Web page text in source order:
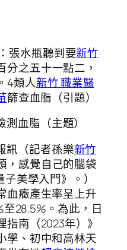
張水瓶聽到要新竹
分之五十一點二，
4類人新竹 職業醫
篩查血脂（引題）
血脂（主題）
訊（記者孫樂新竹
，感覺自己的腦袋
美學入門》。）
血癥產生率呈上升
28.5%。為此，日
南（2023年）》
學、初中和高林天